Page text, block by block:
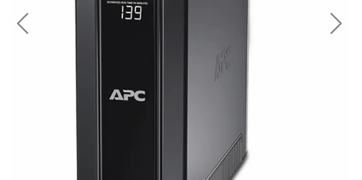
<< Предишна